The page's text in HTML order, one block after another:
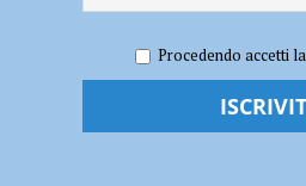
risponde a Levoni (Liberali Piacentini):
noi da sempre puntiamo ad abbassarle”
Irpef, Forza Italia
Procedendo accetti